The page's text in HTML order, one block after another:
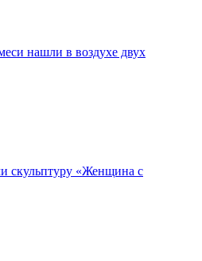
нашли в воздухе двух
скульптуру «Женщина с